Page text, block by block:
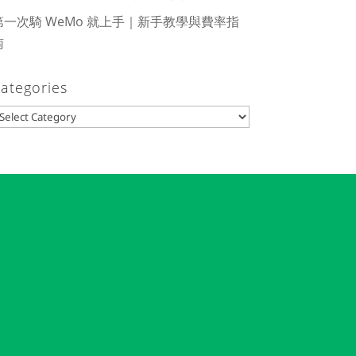
一次騎 WeMo 就上手｜新手教學與費率指